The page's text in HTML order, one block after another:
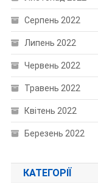
Серпень 2022
Липень 2022
Червень 2022
Травень 2022
Квітень 2022
Березень 2022
КАТЕГОРІЇ